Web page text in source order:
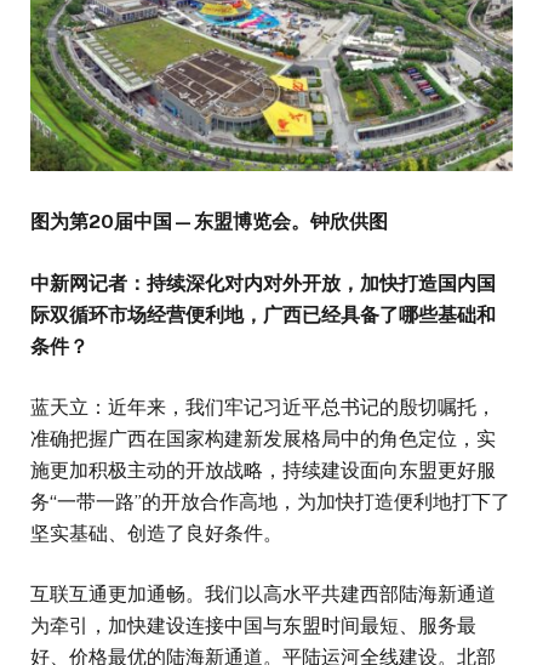
图为第20届中国—东盟博览会。钟欣供图
中新网记者：持续深化对内对外开放，加快打造国内国
际双循环市场经营便利地，广西已经具备了哪些基础和
条件？
蓝天立：近年来，我们牢记习近平总书记的殷切嘱托，
准确把握广西在国家构建新发展格局中的角色定位，实
施更加积极主动的开放战略，持续建设面向东盟更好服
务“一带一路”的开放合作高地，为加快打造便利地打下了
坚实基础、创造了良好条件。
互联互通更加通畅。我们以高水平共建西部陆海新通道
为牵引，加快建设连接中国与东盟时间最短、服务最
好、价格最优的陆海新通道。平陆运河全线建设。北部